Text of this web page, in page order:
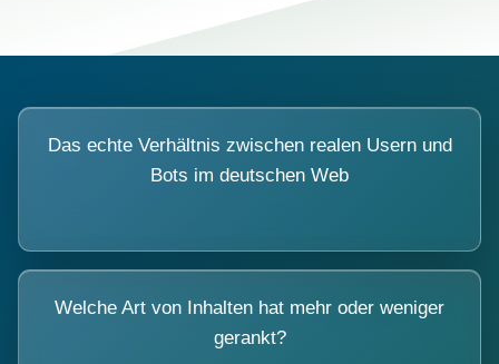
Das echte Verhältnis zwischen realen Usern und
Bots im deutschen Web
Welche Art von Inhalten hat mehr oder weniger
gerankt?